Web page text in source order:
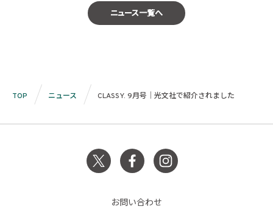
ニュース一覧へ
TOP ニュース CLASSY. 9月号｜光文社で紹介されました
お問い合わせ